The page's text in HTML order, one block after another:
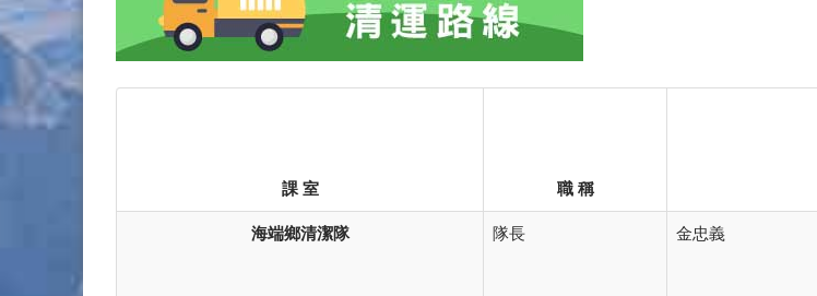
課 室 職 稱
海端鄉清潔隊 隊長 金忠義